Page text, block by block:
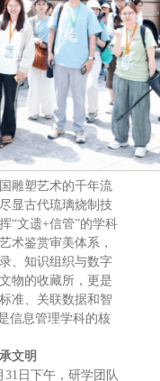
雕塑艺术的千年流
显古代琉璃烧制技
“文遗+信管”的学科
术鉴赏审美体系，
、知识组织与数字
物的收藏所，更是
准、关联数据和智
信息管理学科的核
文明
日下午，研学团队